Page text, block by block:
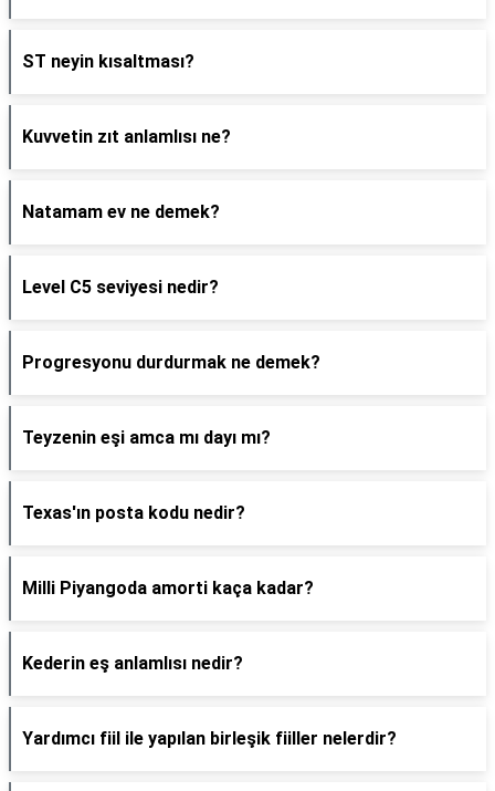
ST neyin kısaltması?
Kuvvetin zıt anlamlısı ne?
Natamam ev ne demek?
Level C5 seviyesi nedir?
Progresyonu durdurmak ne demek?
Teyzenin eşi amca mı dayı mı?
Texas'ın posta kodu nedir?
Milli Piyangoda amorti kaça kadar?
Kederin eş anlamlısı nedir?
Yardımcı fiil ile yapılan birleşik fiiller nelerdir?